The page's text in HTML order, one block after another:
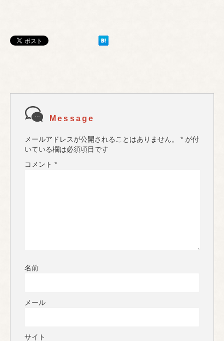
Message
メールアドレスが公開されることはありません。 * が付
いている欄は必須項目です
コメント *
名前
メール
サイト